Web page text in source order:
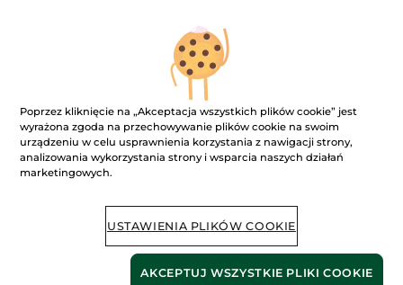
Korektor na plamy pigmentacyjne
14 ml
★★★★★
★★★★★
ocen
DODAJ RECENZJĘ
BRAK W MAGAZYNIE
Poprzez kliknięcie na „Akceptacja wszystkich plików cookie” jest
wyrażona zgoda na przechowywanie plików cookie na swoim
urządzeniu w celu usprawnienia korzystania z nawigacji strony,
analizowania wykorzystania strony i wsparcia naszych działań
marketingowych.
USTAWIENIA PLIKÓW COOKIE
AKCEPTUJ WSZYSTKIE PLIKI COOKIE